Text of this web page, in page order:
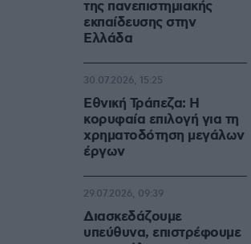
της πανεπιστημιακής
εκπαίδευσης στην
Ελλάδα
Εθνική Τράπεζα: Η
κορυφαία επιλογή για τη
χρηματοδότηση μεγάλων
έργων
30.07.2026, 15:25
Διασκεδάζουμε
υπεύθυνα, επιστρέφουμε
29.07.2026, 09:39